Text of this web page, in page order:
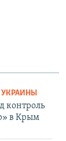
УКРАИНЫ
контроль
в Крым